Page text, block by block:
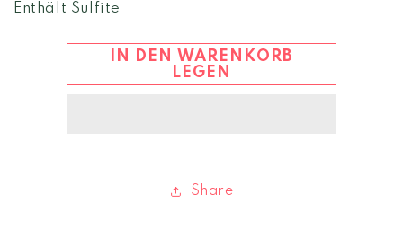
Unikum
2021
Unikum
2021
Enthält Sulfite
IN DEN WARENKORB
LEGEN
Share